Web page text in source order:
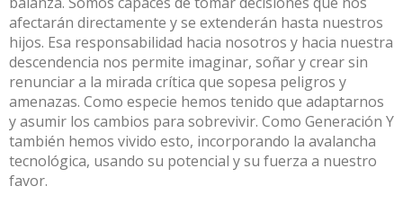
afectarán directamente y se extenderán hasta nuestros
hijos. Esa responsabilidad hacia nosotros y hacia nuestra
descendencia nos permite imaginar, soñar y crear sin
renunciar a la mirada crítica que sopesa peligros y
amenazas. Como especie hemos tenido que adaptarnos
y asumir los cambios para sobrevivir. Como Generación Y
también hemos vivido esto, incorporando la avalancha
tecnológica, usando su potencial y su fuerza a nuestro
favor.